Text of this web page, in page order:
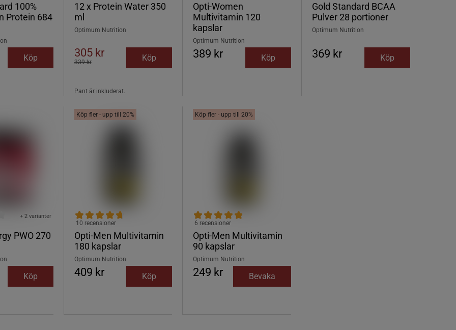
100%
Protein 684
Köp
12 x Protein Water 350
ml
Optimum Nutrition
305 kr
339 kr Köp
Pant är inkluderat.
Opti-Women
Multivitamin 120
kapslar
Optimum Nutrition
389 kr Köp
Gold Standard BCAA
Pulver 28 portioner
Optimum Nutrition
369 kr Köp
PWO 270
+ 2 varianter
Köp
Köp fler - upp till 20%
Opti-Men Multivitamin
180 kapslar
10 recensioner
Optimum Nutrition
409 kr Köp
Köp fler - upp till 20%
Opti-Men Multivitamin
90 kapslar
6 recensioner
Optimum Nutrition
249 kr Bevaka